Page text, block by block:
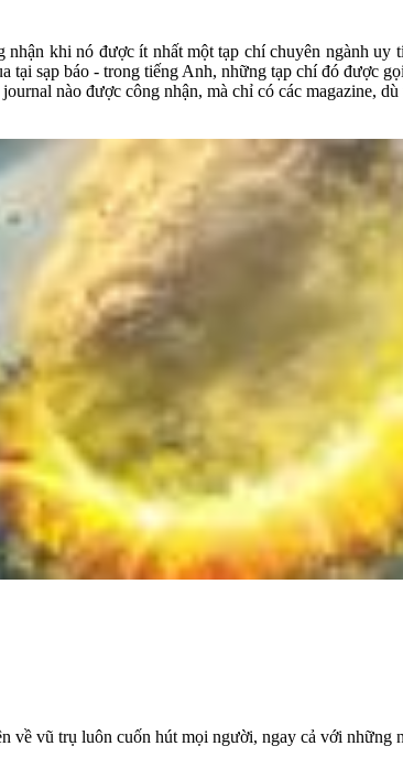
khi nó được ít nhất một tạp chí chuyên ngành
sạp báo - trong tiếng Anh, những tạp chí đó được
nào được công nhận, mà chỉ có các magazine,
vũ trụ luôn cuốn hút mọi người, ngay cả với những